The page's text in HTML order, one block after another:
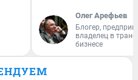
Олег Арефьев
Блогер,
владелец в
бизнесе